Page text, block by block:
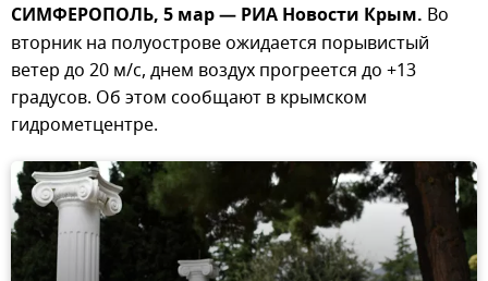
СИМФЕРОПОЛЬ, 5 мар — РИА Новости Крым. Во
вторник на полуострове ожидается порывистый
ветер до 20 м/с, днем воздух прогреется до +13
градусов. Об этом сообщают в крымском
гидрометцентре.